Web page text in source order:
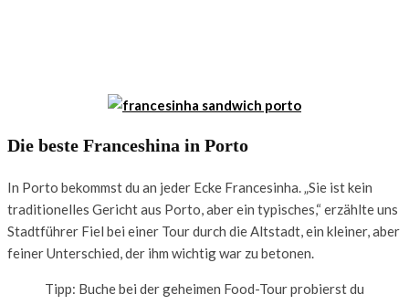
Die beste Franceshina in Porto
In Porto bekommst du an jeder Ecke Francesinha. „Sie ist kein
traditionelles Gericht aus Porto, aber ein typisches,“ erzählte uns
Stadtführer Fiel bei einer Tour durch die Altstadt, ein kleiner, aber
feiner Unterschied, der ihm wichtig war zu betonen.
Tipp: Buche bei der geheimen Food-Tour probierst du